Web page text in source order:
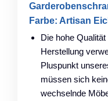
Farbe: Artisan
Die hohe
Herstellung
Pluspunkt
müssen sich
wechselnde